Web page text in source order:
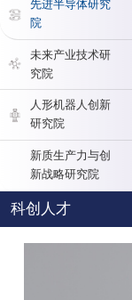
先进半导体研究
院
未来产业技术研
究院
人形机器人创新
研究院
新质生产力与创
新战略研究院
科创人才